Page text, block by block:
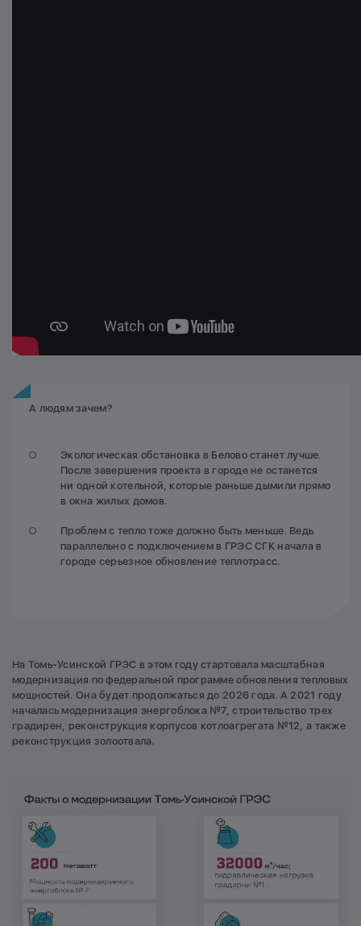
А людям зачем?
Экологическая обстановка в Белово станет лучше.
После завершения проекта в городе не останется
ни одной котельной, которые раньше дымили прямо
в окна жилых домов.
Проблем с тепло тоже должно быть меньше. Ведь
параллельно с подключением в ГРЭС СГК начала в
городе серьезное обновление теплотрасс.
На Томь-Усинской ГРЭС в этом году стартовала масштабная
модернизация по федеральной программе обновления тепловых
мощностей. Она будет продолжаться до 2026 года. А 2021 году
началась модернизация энергоблока №7, строительство трех
градирен, реконструкция корпусов котлоагрегата №12, а также
реконструкция золоотвала.